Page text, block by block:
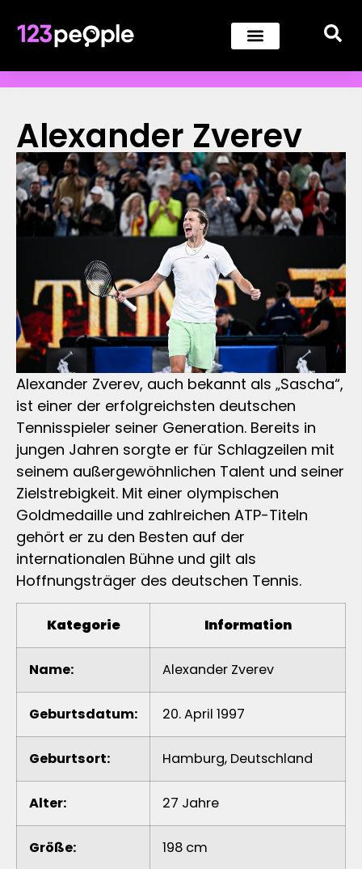
Alexander Zverev
Alexander Zverev, auch bekannt als „Sascha“,
ist einer der erfolgreichsten deutschen
Tennisspieler seiner Generation. Bereits in
jungen Jahren sorgte er für Schlagzeilen mit
seinem außergewöhnlichen Talent und seiner
Zielstrebigkeit. Mit einer olympischen
Goldmedaille und zahlreichen ATP-Titeln
gehört er zu den Besten auf der
internationalen Bühne und gilt als
Hoffnungsträger des deutschen Tennis.
Kategorie Information
Name: Alexander Zverev
Geburtsdatum: 20. April 1997
Geburtsort: Hamburg, Deutschland
Alter: 27 Jahre
Größe: 198 cm